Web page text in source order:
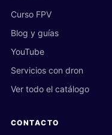
Curso FPV
Blog y guías
YouTube
Servicios con dron
Ver todo el catálogo
CONTACTO